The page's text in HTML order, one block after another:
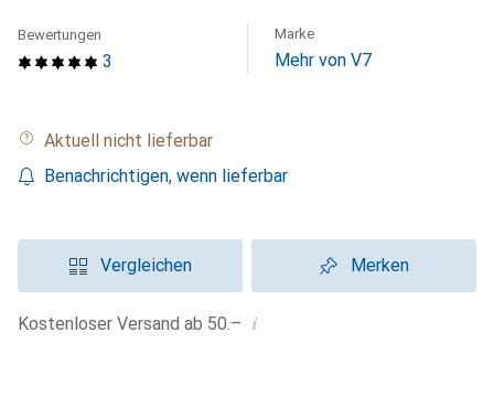
3
Bewertungen Marke
Mehr von V7
Aktuell nicht lieferbar
Benachrichtigen, wenn lieferbar
Vergleichen Merken
Kostenloser Versand ab 50.– i